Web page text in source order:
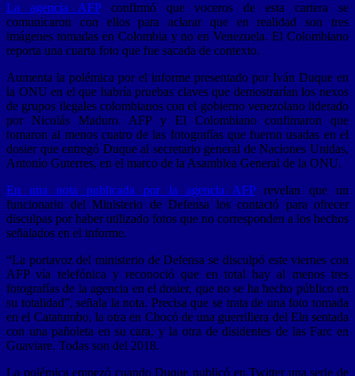
La agencia AFPconfirmó que voceros de esta cartera se
comunicaron con ellos para aclarar que en realidad son tres
imágenes tomadas en Colombia y no en Venezuela. El Colombiano
reporta una cuarta foto que fue sacada de contexto.
Aumenta la polémica por el informe presentado por Iván Duque en
la ONU en el que habría pruebas claves que demostrarían los nexos
de grupos ilegales colombianos con el gobierno venezolano liderado
por Nicolás Maduro. AFP y El Colombiano confimaron que
tomaron al menos cuatro de las fotografías que fueron usadas en el
dosier que entregó Duque al secretario general de Naciones Unidas,
Antonio Guterres, en el marco de la Asamblea General de la ONU.
En una nota publicada por la agencia AFPrevelan que un
funcionario del Ministerio de Defensa los contactó para ofrecer
disculpas por haber utilizado fotos que no corresponden a los hechos
señalados en el informe.
“La portavoz del ministerio de Defensa se disculpó este viernes con
AFP vía telefónica y reconoció que en total hay al menos tres
fotografías de la agencia en el dosier, que no se ha hecho público en
su totalidad”, señala la nota. Precisa que se trata de una foto tomada
en el Catatumbo, la otra en Chocó de una guerrillera del Eln sentada
con una pañoleta en su cara, y la otra de disidentes de las Farc en
Guaviare. Todas son del 2018.
La polémica empezó cuando Duque publicó en Twitter una serie de